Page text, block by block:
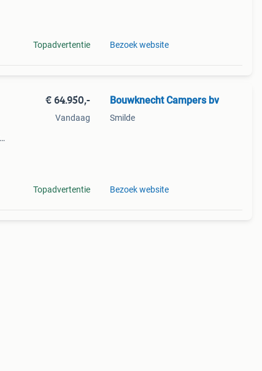
Topadvertentie Bezoek website
€ 64.950,-
Vandaag
Topadvertentie
Bouwknecht Campers bv
Smilde
Bezoek website